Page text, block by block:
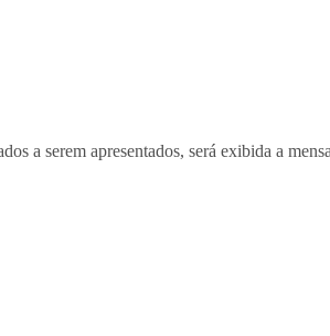
a serem apresentados, será exibida a